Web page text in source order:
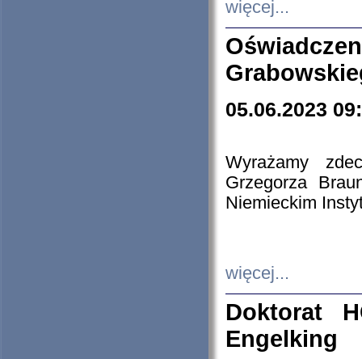
więcej...
05.06.2023
Wyrażamy
Grzegorza
Niemieckim
więcej...
Doktorat
Engelking